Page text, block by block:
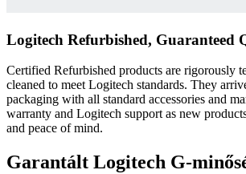
Logitech Refurbished, Guaranteed
Certified Refurbished products are rigorously
cleaned to meet Logitech standards. They
packaging with all standard accessories and
warranty and Logitech support as new
and peace of mind.
Garantált Logitech G-